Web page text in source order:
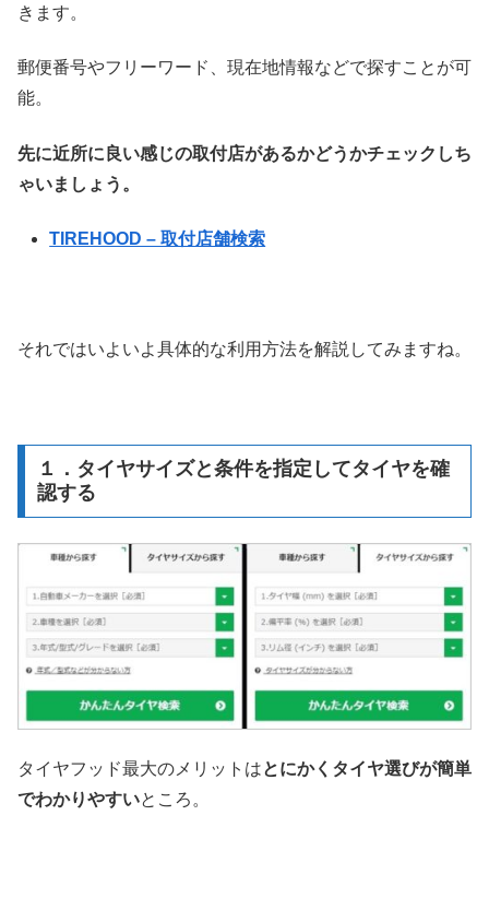
きます。
郵便番号やフリーワード、現在地情報などで探すことが可
能。
先に近所に良い感じの取付店があるかどうかチェックしち
ゃいましょう。
TIREHOOD – 取付店舗検索
それではいよいよ具体的な利用方法を解説してみますね。
１．タイヤサイズと条件を指定してタイヤを確
認する
タイヤフッド最大のメリットはとにかくタイヤ選びが簡単
でわかりやすいところ。